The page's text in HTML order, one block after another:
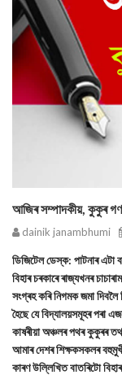
আজিৰ সম্পাদকীয়, কুকুৰ
dainik janambhumi
ডিজিটেল ডেস্ক: পাটনাৰ এটা
বিহাৰ চৰকাৰে ৰাজ্যখনৰ
সংগ্ৰহ কৰি নিগমক জমা দিবলৈ
হৈছে যে বিদ্যালয়সমূহৰ পৰা
কাষৰীয়া অঞ্চলৰ পথৰ কুকুৰৰ
আমাৰ দেশৰ শিক্ষকসকলৰ
কাৰণ উল্লিখিত বাতৰিটো